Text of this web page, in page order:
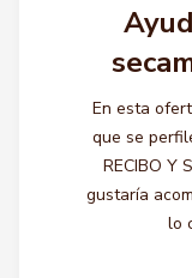
En esta
que se
RECIBO Y
gustaría
lo